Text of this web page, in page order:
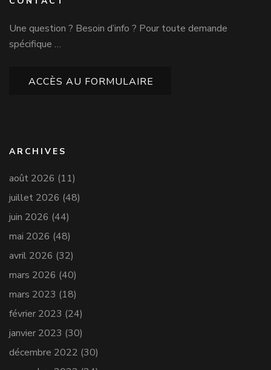
Une question ? Besoin d’info ? Pour toute demande
spécifique …
ACCÈS AU FORMULAIRE
ARCHIVES
août 2026 (11)
juillet 2026 (48)
juin 2026 (44)
mai 2026 (48)
avril 2026 (32)
mars 2026 (40)
mars 2023 (18)
février 2023 (24)
janvier 2023 (30)
décembre 2022 (30)